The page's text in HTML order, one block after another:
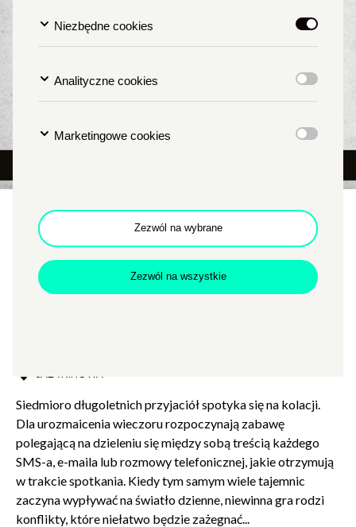
Włoskie wakacje na ekranie:
Dobrze się kłamie w miłym
towarzystwie
Siedmioro długoletnich przyjaciół spotyka się na kolacji.
Dla urozmaicenia wieczoru rozpoczynają zabawę
polegającą na dzieleniu się między sobą treścią każdego
SMS-a, e-maila lub rozmowy telefonicznej, jakie otrzymują
w trakcie spotkania. Kiedy tym samym wiele tajemnic
zaczyna wypływać na światło dzienne, niewinna gra rodzi
konflikty, które niełatwo będzie zażegnać...
Niezbędne cookies
Analityczne cookies
Marketingowe cookies
Zezwól na wybrane
Zezwól na wszystkie